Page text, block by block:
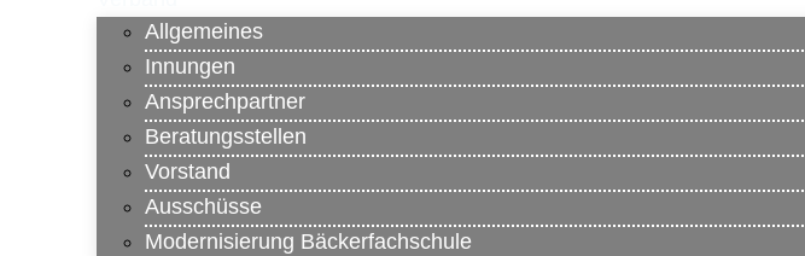
Allgemeines
Innungen
Ansprechpartner
Beratungsstellen
Vorstand
Ausschüsse
Modernisierung Bäckerfachschule